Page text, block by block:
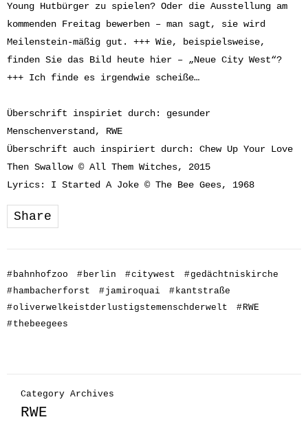
Young Hutbürger zu spielen? Oder die Ausstellung am
kommenden Freitag bewerben – man sagt, sie wird
Meilenstein-mäßig gut. +++ Wie, beispielsweise,
finden Sie das Bild heute hier – „Neue City West“?
+++ Ich finde es irgendwie scheiße…
Überschrift inspiriet durch: gesunder
Menschenverstand, RWE
Überschrift auch inspiriert durch: Chew Up Your Love
Then Swallow © All Them Witches, 2015
Lyrics: I Started A Joke © The Bee Gees, 1968
Share
#bahnhofzoo #berlin #citywest #gedächtniskirche
#hambacherforst #jamiroquai #kantstraße
#oliverwelkeistderlustigstemenschderwelt #RWE
#thebeegees
Category Archives
RWE